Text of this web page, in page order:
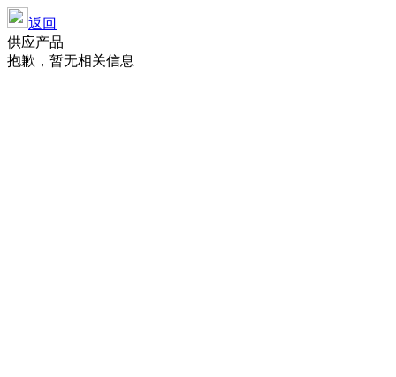
返回
供应产品
抱歉，暂无相关信息